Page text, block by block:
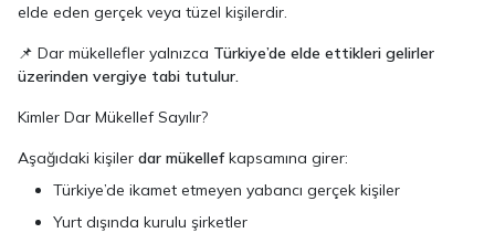
elde eden gerçek veya tüzel kişilerdir.
📌 Dar mükellefler yalnızca Türkiye’de elde ettikleri gelirler
üzerinden vergiye tabi tutulur.
Kimler Dar Mükellef Sayılır?
Aşağıdaki kişiler dar mükellefkapsamına girer:
Türkiye’de ikamet etmeyen yabancı gerçek kişiler
Yurt dışında kurulu şirketler